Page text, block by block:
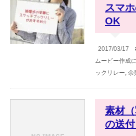
スマ
OK
2017/03/17
ムービー作成
ックリレー, 余
素材（
の送